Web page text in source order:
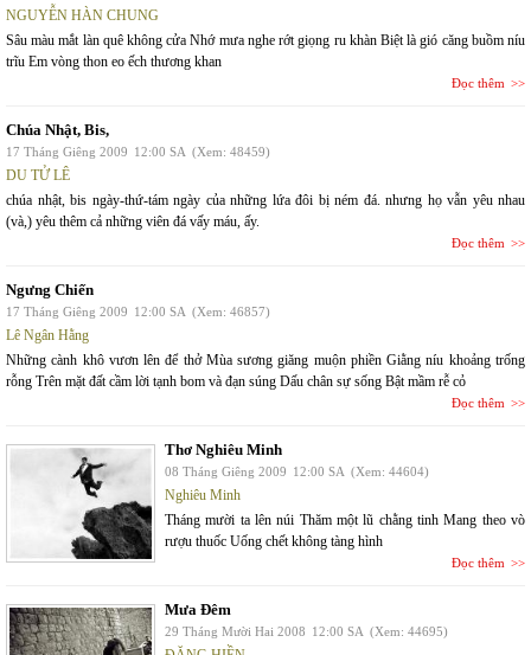
NGUYỄN HÀN CHUNG
Sâu màu mắt làn quê không cửa Nhớ mưa nghe rớt giọng ru khàn Biệt là gió căng buồm níu
trĩu Em vòng thon eo ếch thương khan
Đọc thêm
Chúa Nhật, Bis,
17 Tháng Giêng 2009 12:00 SA (Xem: 48459)
DU TỬ LÊ
chúa nhật, bis ngày-thứ-tám ngày của những lứa đôi bị ném đá. nhưng họ vẫn yêu nhau
(và,) yêu thêm cả những viên đá vấy máu, ấy.
Đọc thêm
Ngưng Chiến
17 Tháng Giêng 2009 12:00 SA (Xem: 46857)
Lê Ngân Hằng
Những cành khô vươn lên để thở Mùa sương giăng muộn phiền Giằng níu khoảng trống
rỗng Trên mặt đất cầm lời tạnh bom và đạn súng Dấu chân sự sống Bật mầm rễ cỏ
Đọc thêm
Thơ Nghiêu Minh
08 Tháng Giêng 2009 12:00 SA (Xem: 44604)
Nghiêu Minh
Tháng mười ta lên núi Thăm một lũ chằng tinh Mang theo vò
rượu thuốc Uống chết không tàng hình
Đọc thêm
Mưa Đêm
29 Tháng Mười Hai 2008 12:00 SA (Xem: 44695)